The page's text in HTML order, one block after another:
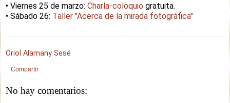
• Viernes 25 de marzo: Charla-coloquio gratuita.
• Sábado 26: Taller "Acerca de la mirada fotográfica"
Oriol Alamany Sesé
Compartir
No hay comentarios: